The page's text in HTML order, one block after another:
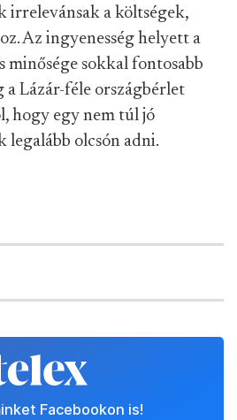
irrelevánsak a költségek,
Az ingyenesség helyett a
minősége sokkal fontosabb
Lázár-féle országbérlet
hogy egy nem túl jó
legalább olcsón adni.
Facebookon is!